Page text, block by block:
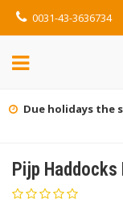
0031-43-3636734
Due holidays the
Pijp Haddocks